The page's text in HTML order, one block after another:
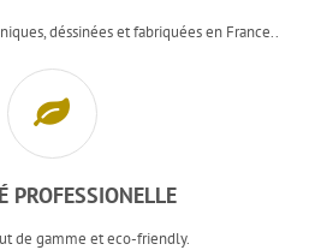
déssinées et fabriquées en France..
PROFESSIONELLE
de gamme et eco-friendly.